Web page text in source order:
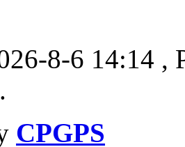
8-6 14:14 ,
CPGPS